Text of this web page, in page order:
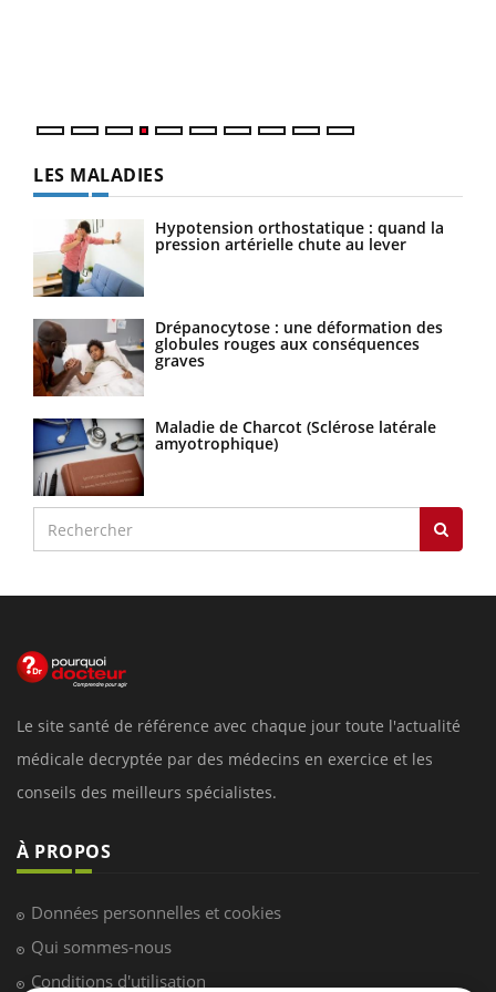
LES MALADIES
Hypotension orthostatique : quand la
pression artérielle chute au lever
Drépanocytose : une déformation des
globules rouges aux conséquences
graves
Maladie de Charcot (Sclérose latérale
amyotrophique)
Le site santé de référence avec chaque jour toute l'actualité
médicale decryptée par des médecins en exercice et les
conseils des meilleurs spécialistes.
À PROPOS
Données personnelles et cookies
Qui sommes-nous
Conditions d'utilisation